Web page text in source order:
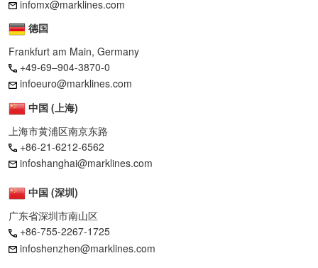
infomx@marklines.com
德国
Frankfurt am Main, Germany
+49-69–904-3870-0
infoeuro@marklines.com
中国 (上海)
上海市黄浦区南京东路
+86-21-6212-6562
infoshanghai@marklines.com
中国 (深圳)
广东省深圳市南山区
+86-755-2267-1725
infoshenzhen@marklines.com